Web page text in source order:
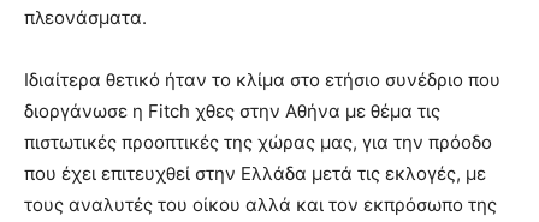
πλεονάσματα.
Ιδιαίτερα θετικό ήταν το κλίμα στο ετήσιο συνέδριο που
διοργάνωσε η Fitch χθες στην Αθήνα με θέμα τις
πιστωτικές προοπτικές της χώρας μας, για την πρόοδο
που έχει επιτευχθεί στην Ελλάδα μετά τις εκλογές, με
τους αναλυτές του οίκου αλλά και τον εκπρόσωπο της